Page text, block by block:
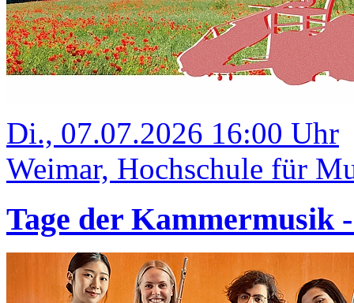
Di., 07.07.2026 16:00 Uhr
Weimar, Hochschule für
Tage der Kammermusik